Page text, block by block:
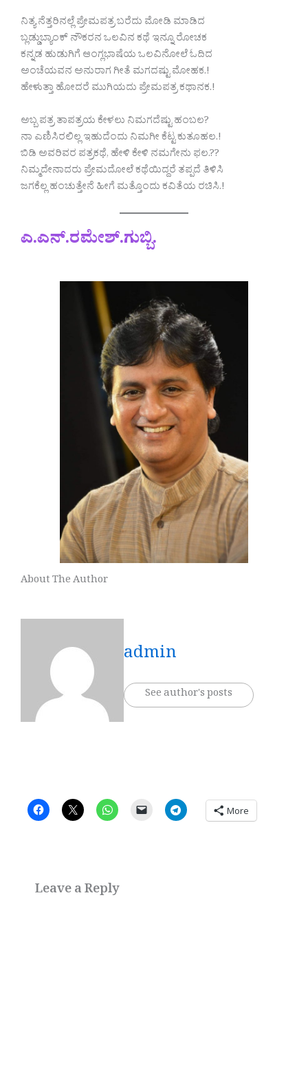
ನಿತ್ಯ ನೆತ್ತರಿನಲ್ಲೆ ಪ್ರೇಮಪತ್ರ ಬರೆದು ಮೋಡಿ ಮಾಡಿದ
ಬ್ಲಡ್ಡುಬ್ಯಾಂಕ್ ನೌಕರನ ಒಲವಿನ ಕಥೆ ಇನ್ನೂ ರೋಚಕ
ಕನ್ನಡ ಹುಡುಗಿಗೆ ಆಂಗ್ಲಭಾಷೆಯ ಒಲವಿನೋಲೆ ಓದಿದ
ಅಂಚೆಯವನ ಅನುರಾಗ ಗೀತೆ ಮಗದಷ್ಟು ಮೋಹಕ.!
ಹೇಳುತ್ತಾ ಹೋದರೆ ಮುಗಿಯದು ಪ್ರೇಮಪತ್ರ ಕಥಾನಕ.!
ಅಬ್ಬ ಪತ್ರ ತಾಪತ್ರಯ ಕೇಳಲು ನಿಮಗದೆಷ್ಟು ಹಂಬಲ?
ನಾ ಎಣಿಸಿರಲಿಲ್ಲ ಇಹುದೆಂದು ನಿಮಗೀ ಕೆಟ್ಟ ಕುತೂಹಲ.!
ಬಿಡಿ ಅವರಿವರ ಪತ್ರಕಥೆ, ಹೇಳಿ ಕೇಳಿ ನಮಗೇನು ಫಲ.??
ನಿಮ್ಮದೇನಾದರು ಪ್ರೇಮದೋಲೆ ಕಥೆಯಿದ್ದರೆ ತಪ್ಪದೆ ತಿಳಿಸಿ
ಜಗಕೆಲ್ಲ ಹಂಚುತ್ತೇನೆ ಹೀಗೆ ಮತ್ತೊಂದು ಕವಿತೆಯ ರಚಿಸಿ.!
ಎ.ಎನ್.ರಮೇಶ್.ಗುಬ್ಬಿ.
About The Author
admin
See author's posts
More
Leave a Reply